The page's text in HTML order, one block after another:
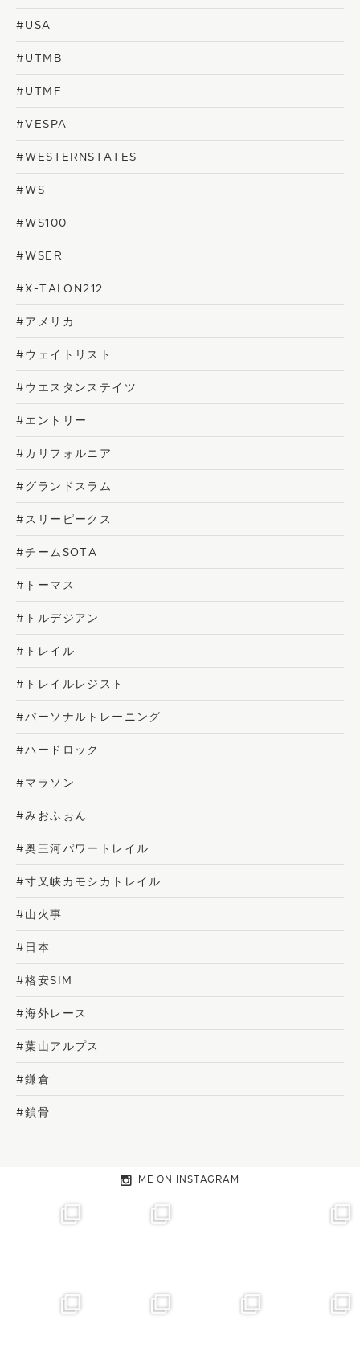
#USA
#UTMB
#UTMF
#VESPA
#WESTERNSTATES
#WS
#WS100
#WSER
#X-TALON212
#アメリカ
#ウェイトリスト
#ウエスタンステイツ
#エントリー
#カリフォルニア
#グランドスラム
#スリーピークス
#チームSOTA
#トーマス
#トルデジアン
#トレイル
#トレイルレジスト
#パーソナルトレーニング
#ハードロック
#マラソン
#みおふぉん
#奥三河パワートレイル
#寸又峡カモシカトレイル
#山火事
#日本
#格安SIM
#海外レース
#葉山アルプス
#鎌倉
#鎖骨
ME ON INSTAGRAM